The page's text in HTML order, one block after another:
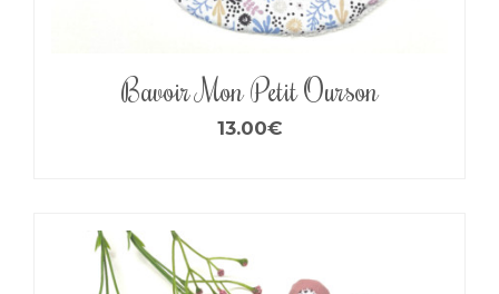
Bavoir Mon Petit Ourson
13.00€